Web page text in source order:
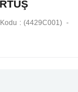
(4429C001)